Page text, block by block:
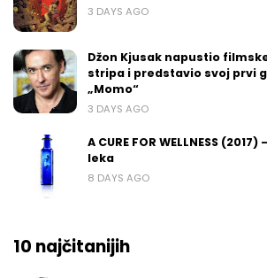
3 DAYS AGO
Džon Kjusak napustio
stripa i predstavio svoj prvi
„Momo“
3 DAYS AGO
A CURE FOR WELLNESS
leka
8 DAYS AGO
10 najčitanijih